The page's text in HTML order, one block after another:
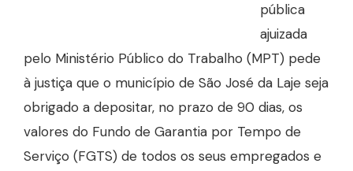
pública
ajuizada
pelo Ministério Público do Trabalho (MPT) pede
à justiça que o município de São José da Laje seja
obrigado a depositar, no prazo de 90 dias, os
valores do Fundo de Garantia por Tempo de
Serviço (FGTS) de todos os seus empregados e